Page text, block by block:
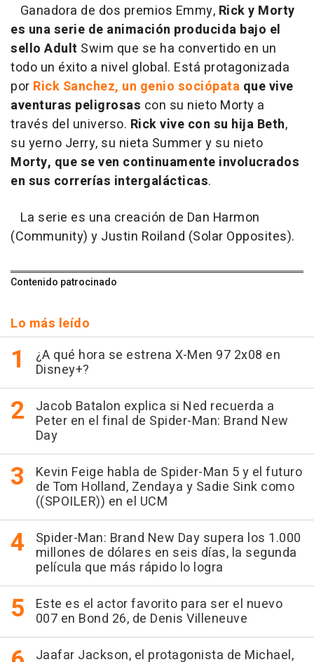
Ganadora de dos premios Emmy, Rick y Morty
es una serie de animación producida bajo el
sello Adult Swim que se ha convertido en un
todo un éxito a nivel global. Está protagonizada
por Rick Sanchez, un genio sociópata que vive
aventuras peligrosas con su nieto Morty a
través del universo. Rick vive con su hija Beth,
su yerno Jerry, su nieta Summer y su nieto
Morty, que se ven continuamente involucrados
en sus correrías intergalácticas.
La serie es una creación de Dan Harmon
(Community) y Justin Roiland (Solar Opposites).
Contenido patrocinado
Lo más leído
¿A qué hora se estrena X-Men 97 2x08 en
Disney+?
Jacob Batalon explica si Ned recuerda a
Peter en el final de Spider-Man: Brand New
Day
Kevin Feige habla de Spider-Man 5 y el futuro
de Tom Holland, Zendaya y Sadie Sink como
((SPOILER)) en el UCM
Spider-Man: Brand New Day supera los 1.000
millones de dólares en seis días, la segunda
película que más rápido lo logra
Este es el actor favorito para ser el nuevo
007 en Bond 26, de Denis Villeneuve
Jaafar Jackson, el protagonista de Michael,